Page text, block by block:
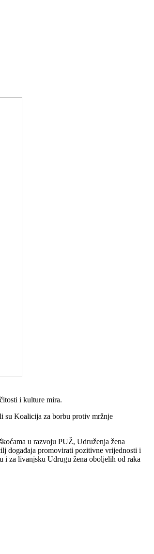
i kulture mira.
su Koalicija za borbu protiv mržnje
u razvoju PUŽ, Udruženja žena
događaja promovirati pozitivne vrijednosti i
za livanjsku Udrugu žena oboljelih od raka